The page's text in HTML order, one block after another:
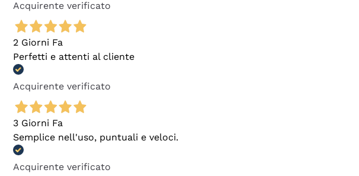
Acquirente verificato
2 Giorni Fa
Perfetti e attenti al cliente
Acquirente verificato
3 Giorni Fa
Semplice nell'uso, puntuali e veloci.
Acquirente verificato